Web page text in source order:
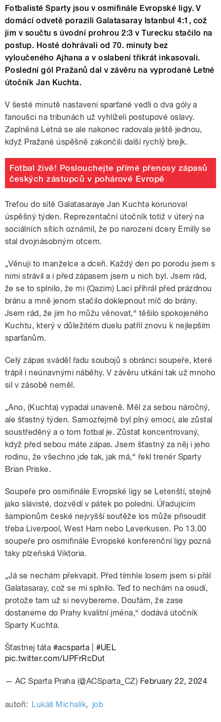
Fotbalisté Sparty jsou v osmifinále Evropské ligy. V
domácí odvetě porazili Galatasaray Istanbul 4:1, což
jim v součtu s úvodní prohrou 2:3 v Turecku stačilo na
postup. Hosté dohrávali od 70. minuty bez
vyloučeného Ajhana a v oslabení třikrát inkasovali.
Poslední gól Pražanů dal v závěru na vyprodané Letné
útočník Jan Kuchta.
V šesté minutě nastavení sparťané vedli o dva góly a
fanoušci na tribunách už vyhlíželi postupové oslavy.
Zaplněná Letná se ale nakonec radovala ještě jednou,
když Pražané úspěšně zakončili další rychlý brejk.
Fotbal živě! Poslouchejte přímé přenosy zápasů
českých zástupců v pohárové Evropě
Trefou do sítě Galatasaraye Jan Kuchta korunoval
úspěšný týden. Reprezentační útočník totiž v úterý na
sociálních sítích oznámil, že po narození dcery Emilly se
stal dvojnásobným otcem.
„Věnuji to manželce a dceři. Každý den po porodu jsem s
nimi strávil a i před zápasem jsem u nich byl. Jsem rád,
že se to splnilo, že mi (Qazim) Laci přihrál před prázdnou
bránu a mně jenom stačilo doklepnout míč do brány.
Jsem rád, že jim ho můžu věnovat,“ těšilo spokojeného
Kuchtu, který v důležitém duelu patřil znovu k nejlepším
sparťanům.
Celý zápas sváděl řadu soubojů s obránci soupeře, které
trápil i neúnavnými náběhy. V závěru utkání tak už mnoho
sil v zásobě neměl.
„Ano, (Kuchta) vypadal unaveně. Měl za sebou náročný,
ale šťastný týden. Samozřejmě byl plný emocí, ale zůstal
soustředěný a o tom fotbal je. Zůstat koncentrovaný,
když před sebou máte zápas. Jsem šťastný za něj i jeho
rodinu, že všechno jde tak, jak má,“ řekl trenér Sparty
Brian Priske.
Soupeře pro osmifinále Evropské ligy se Letenští, stejně
jako slávisté, dozvědí v pátek po poledni. Úřadujícím
šampionům české nejvyšší soutěže los může přisoudit
třeba Liverpool, West Ham nebo Leverkusen. Po 13.00
soupeře pro osmifinále Evropské konferenční ligy pozná
taky plzeňská Viktoria.
„Já se nechám překvapit. Před tímhle losem jsem si přál
Galatasaray, což se mi splnilo. Teď to nechám na osudí,
protože tam už si nevybereme. Doufám, že zase
dostaneme do Prahy kvalitní jména,“ dodává útočník
Sparty Kuchta.
Šťastnej táta #acsparta
#UEL
pic.twitter.com/IJPFrRcDut
— AC Sparta Praha (@ACSparta_CZ) February 22, 2024
autoři: Lukáš Michalík, job